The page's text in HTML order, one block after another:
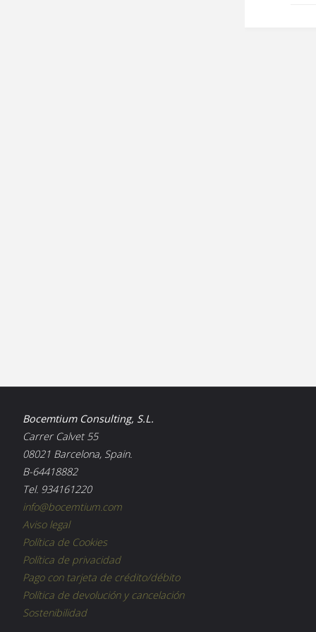
Bocemtium Consulting, S.L.
Carrer Calvet 55
08021 Barcelona, Spain.
B-64418882
Tel. 934161220
info@bocemtium.com
Aviso legal
Política de Cookies
Política de privacidad
Pago con tarjeta de crédito/débito
Política de devolución y cancelación
Sostenibilidad